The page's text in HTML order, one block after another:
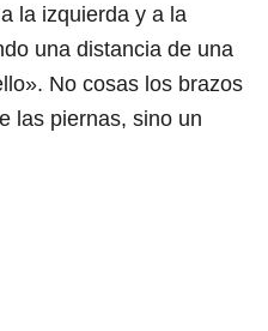
la izquierda y a la
una distancia de una
No cosas los brazos
las piernas, sino un